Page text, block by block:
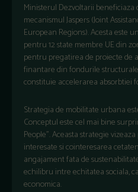
Ministerul Dezvoltarii beneficiaza
mecanismul Jaspers (Joint
European Regions). Acesta este
pentru 12 state membre UE din
pentru pregatirea de proiecte de
finantare din fondurile
constituie accelerarea absorbtiei
Strategia de mobilitate urbana
Conceptul este cel mai bine
People". Aceasta strategie
interesate si cointeresarea
angajament fata de
echilibru intre echitatea sociala,
economica.